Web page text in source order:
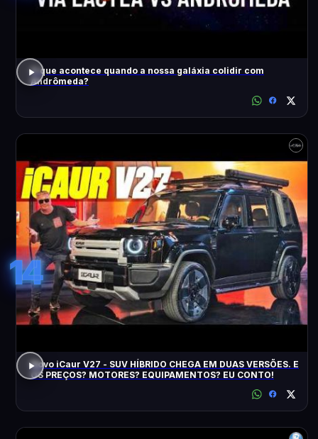
O que acontece quando a nossa galáxia colidir com
Andrômeda?
14
Novo iCaur V27 - SUV HÍBRIDO CHEGA EM DUAS VERSÕES. E
OS PREÇOS? MOTORES? EQUIPAMENTOS? EU CONTO!